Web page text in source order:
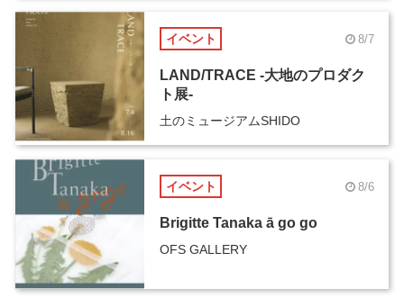
イベント 8/7
LAND/TRACE -大地のプロダク
ト展-
土のミュージアムSHIDO
イベント 8/6
Brigitte Tanaka ā go go
OFS GALLERY